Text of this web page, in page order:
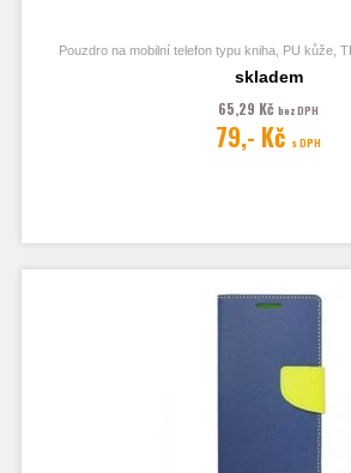
Pouzdro na mobilní telefon typu kniha, PU kůže,
Obrázek je pouze ilustrační a zobrazuje Stejná
skladem
65,29 Kč bez DPH
79,- Kč s DPH